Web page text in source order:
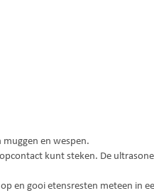
en wespen.
kunt steken. De
en gooi etensresten meteen in